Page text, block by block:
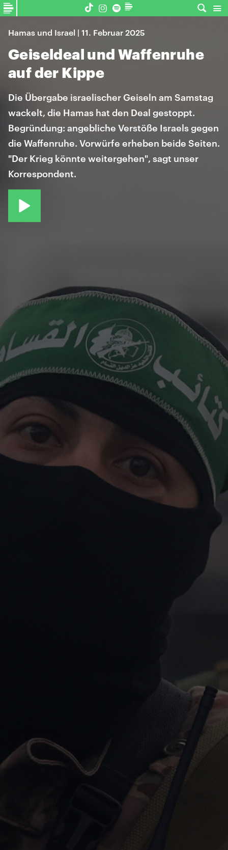
Hamas und Israel | 11. Februar 2025
Geiseldeal und Waffenruhe
auf der Kippe
Die Übergabe israelischer Geiseln am Samstag
wackelt, die Hamas hat den Deal gestoppt.
Begründung: angebliche Verstöße Israels gegen
die Waffenruhe. Vorwürfe erheben beide Seiten.
"Der Krieg könnte weitergehen", sagt unser
Korrespondent.